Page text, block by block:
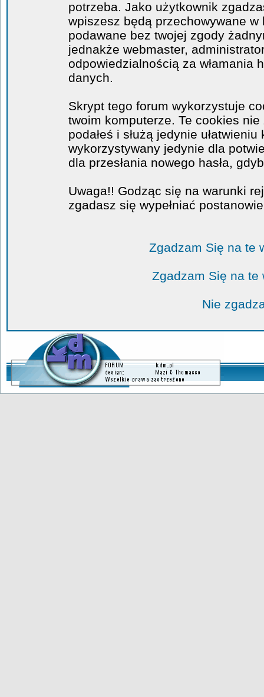
potrzeba. Jako użytkownik
wpiszesz będą przechowywane
podawane bez twojej zgody
jednakże webmaster,
odpowiedzialnością za włamania
danych.
Skrypt tego forum wykorzystuje
twoim komputerze. Te cookies
podałeś i służą jedynie
wykorzystywany jedynie dla
dla przesłania nowego hasła,
Uwaga!! Godząc się na warunki
zgadasz się wypełniać
Zgadzam Się na te
Zgadzam Się na
Nie